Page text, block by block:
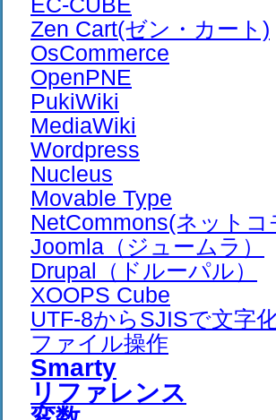
Zen Cart(ゼン・カート)
OsCommerce
OpenPNE
PukiWiki
MediaWiki
Wordpress
Nucleus
Movable Type
NetCommons(ネットコ
Joomla（ジュームラ）
Drupal（ドルーパル）
XOOPS Cube
UTF-8からSJISで文字
ファイル操作
Smarty
リファレンス